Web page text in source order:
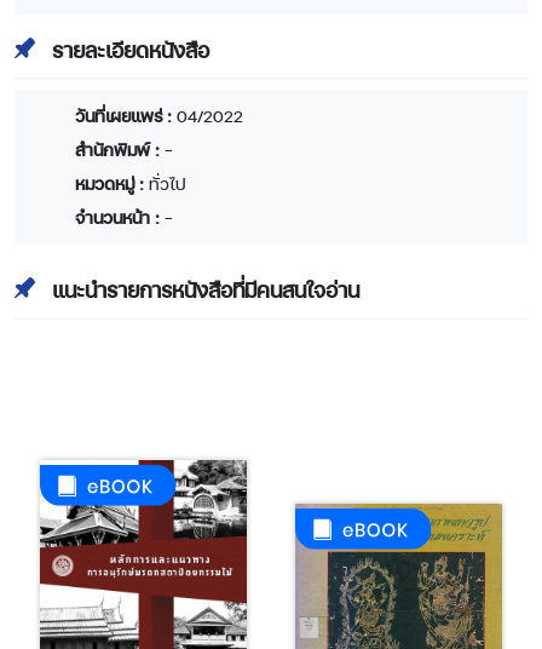
รายละเอียดหนังสือ
วันที่เผยแพร่ : 04/2022
สำนักพิมพ์ : -
หมวดหมู่ : ทั่วไป
จำนวนหน้า : -
แนะนำรายการหนังสือที่มีคนสนใจอ่าน